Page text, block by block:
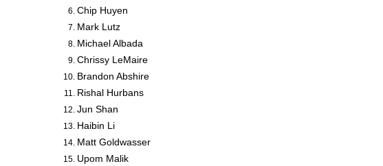
Chip Huyen
Mark Lutz
Michael Albada
Chrissy LeMaire
Brandon Abshire
Rishal Hurbans
Jun Shan
Haibin Li
Matt Goldwasser
Upom Malik